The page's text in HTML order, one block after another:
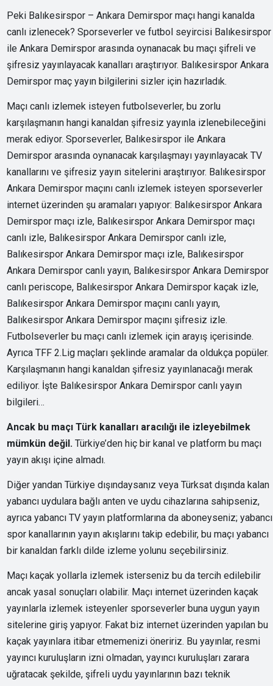
Peki Balıkesirspor – Ankara Demirspor maçı hangi kanalda
canlı izlenecek? Sporseverler ve futbol seyircisi Balıkesirspor
ile Ankara Demirspor arasında oynanacak bu maçı şifreli ve
şifresiz yayınlayacak kanalları araştırıyor. Balıkesirspor Ankara
Demirspor maç yayın bilgilerini sizler için hazırladık.
Maçı canlı izlemek isteyen futbolseverler, bu zorlu
karşılaşmanın hangi kanaldan şifresiz yayınla izlenebileceğini
merak ediyor. Sporseverler, Balıkesirspor ile Ankara
Demirspor arasında oynanacak karşılaşmayı yayınlayacak TV
kanallarını ve şifresiz yayın sitelerini araştırıyor. Balıkesirspor
Ankara Demirspor maçını canlı izlemek isteyen sporseverler
internet üzerinden şu aramaları yapıyor: Balıkesirspor Ankara
Demirspor maçı izle, Balıkesirspor Ankara Demirspor maçı
canlı izle, Balıkesirspor Ankara Demirspor canlı izle,
Balıkesirspor Ankara Demirspor maçı izle, Balıkesirspor
Ankara Demirspor canlı yayın, Balıkesirspor Ankara Demirspor
canlı periscope, Balıkesirspor Ankara Demirspor kaçak izle,
Balıkesirspor Ankara Demirspor maçını canlı yayın,
Balıkesirspor Ankara Demirspor maçını şifresiz izle.
Futbolseverler bu maçı canlı izlemek için arayış içerisinde.
Ayrıca TFF 2.Lig maçları şeklinde aramalar da oldukça popüler.
Karşılaşmanın hangi kanaldan şifresiz yayınlanacağı merak
ediliyor. İşte Balıkesirspor Ankara Demirspor canlı yayın
bilgileri…
Ancak bu maçı Türk kanalları aracılığı ile izleyebilmek
mümkün değil. Türkiye’den hiç bir kanal ve platform bu maçı
yayın akışı içine almadı.
Diğer yandan Türkiye dışındaysanız veya Türksat dışında kalan
yabancı uydulara bağlı anten ve uydu cihazlarına sahipseniz,
ayrıca yabancı TV yayın platformlarına da aboneyseniz; yabancı
spor kanallarının yayın akışlarını takip edebilir, bu maçı yabancı
bir kanaldan farklı dilde izleme yolunu seçebilirsiniz.
Maçı kaçak yollarla izlemek isterseniz bu da tercih edilebilir
ancak yasal sonuçları olabilir. Maçı internet üzerinden kaçak
yayınlarla izlemek isteyenler sporseverler buna uygun yayın
sitelerine giriş yapıyor. Fakat biz internet üzerinden yapılan bu
kaçak yayınlara itibar etmemenizi öneririz. Bu yayınlar, resmi
yayıncı kuruluşların izni olmadan, yayıncı kuruluşları zarara
uğratacak şekilde, şifreli uydu yayınlarının bazı teknik